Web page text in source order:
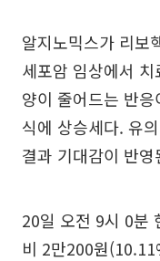
알지노믹스가 리보
세포암 임상에서
양이 줄어드는 반
식에 상승세다. 유
결과 기대감이 반
20일 오전 9시 0분
비 2만200원